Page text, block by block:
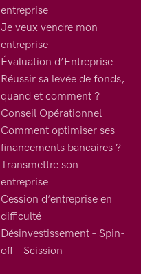
entreprise
Je veux vendre mon
entreprise
Évaluation d’Entreprise
Réussir sa levée de fonds,
quand et comment ?
Conseil Opérationnel
Comment optimiser ses
financements bancaires ?
Transmettre son
entreprise
Cession d’entreprise en
difficulté
Désinvestissement – Spin-
off – Scission